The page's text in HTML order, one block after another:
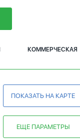
КОММЕРЧЕСКАЯ
ПОКАЗАТЬ НА КАРТЕ
ЕЩЕ ПАРАМЕТРЫ